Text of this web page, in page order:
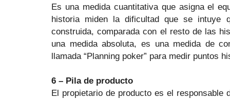
Es una medida cuantitativa que asigna el
historia miden la dificultad que se intuye
construida, comparada con el resto de las
una medida absoluta, es una medida de
llamada “Planning poker” para medir puntos
6 – Pila de producto
El propietario de producto es el responsable